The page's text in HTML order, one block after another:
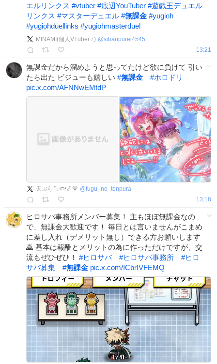
エルリンクス #vtuber #底辺YouTuber #遊戯王デュエル
リンクス #マスターデュエル #無課金 #yugioh
#yugiohduellinks #yugiohmasterduel
MINAMI(個人VTuber♂) @sibaripurei4545
13:21
無課金だから溜めようと思ってたけど欲に負けて 引い
たら出た ビジューも嬉しい #無課金 #ホロドリ
pic.x.com/AFNNwEMtdP
天ぷら㌨🐟🍤💙 @fugu_no_tenpura
13:18
ヒロサバ事務所メンバー募集！ 主もほぼ無課金なの
で、無課金大歓迎です！ 毎日とは言いませんがこまめ
に差し入れ（デメリット無し）できる方お願いします
🙇 基本は報酬とメリットの為に作っただけですが、交
流もぜひぜひ！ #ヒロサバ #ヒロサバ事務所 #ヒロ
サバ募集
#無課金 pic.x.com/ICbrIVFEMQ